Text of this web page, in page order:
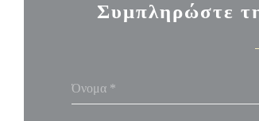
Συμπληρώστε